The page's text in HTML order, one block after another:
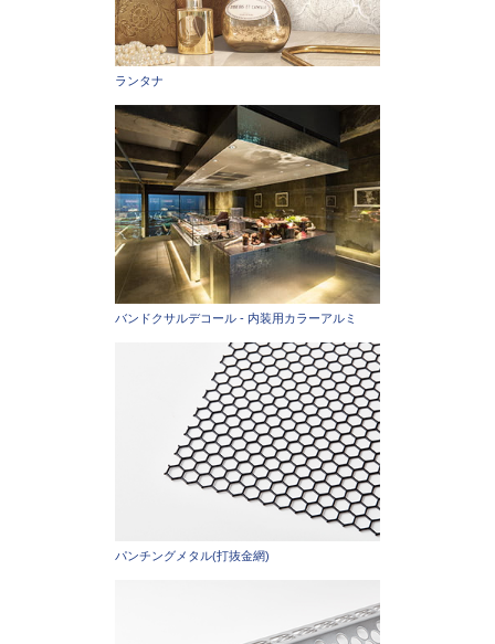
ランタナ
バンドクサルデコール - 内装用カラーアルミ
パンチングメタル(打抜金網)